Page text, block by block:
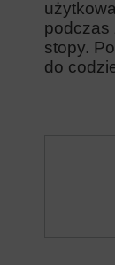
podczas
stopy.
do